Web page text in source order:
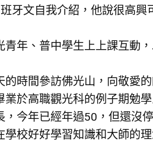
牙文自我介紹，他說很高
年、普中學生上上課互動
時間參訪佛光山，向敬愛
於高職觀光科的例子期勉
今年已經年過50，但還沒
校好好學習知識和大師的